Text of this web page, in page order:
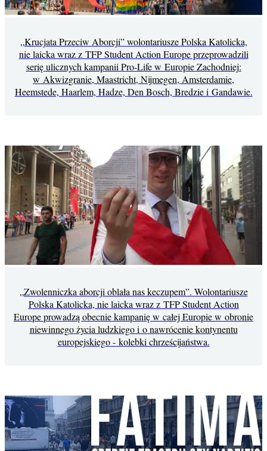
„Krucjata Przeciw Aborcji” wolontariusze Polska Katolicka,
nie laicka wraz z TFP Student Action Europe przeprowadzili
serię ulicznych kampanii Pro-Life w Europie Zachodniej:
w Akwizgranie, Maastricht, Nijmegen, Amsterdamie,
Heemstede, Haarlem, Hadze, Den Bosch, Bredzie i Gandawie.
„Zwolenniczka aborcji oblała nas keczupem”. Wolontariusze
Polska Katolicka, nie laicka wraz z TFP Student Action
Europe prowadzą obecnie kampanię w całej Europie w obronie
niewinnego życia ludzkiego i o nawrócenie kontynentu
europejskiego - kolebki chrześcijaństwa.